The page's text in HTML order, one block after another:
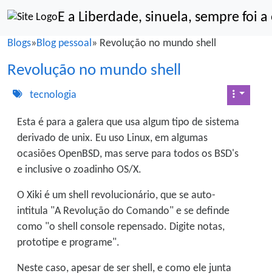
Site identity, navigation, etc.
E a Liberdade, sinuela, sempre foi
Navigation and related functionality
Blogs»Blog pessoal » Revolução no mundo shell
Revolução no mundo shell
tecnologia
Esta é para a galera que usa algum tipo de sistema
derivado de unix. Eu uso Linux, em algumas
ocasiões OpenBSD, mas serve para todos os BSD's
e inclusive o zoadinho OS/X.
O Xiki é um shell revolucionário, que se auto-
intitula "A Revolução do Comando" e se definde
como "o shell console repensado. Digite notas,
prototipe e programe".
Neste caso, apesar de ser shell, e como ele junta